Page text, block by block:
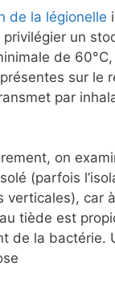
de la légionelle
privilégier un
de
sur le
par
on
(parfois
verticales), car
tiède est
de la bactérie.